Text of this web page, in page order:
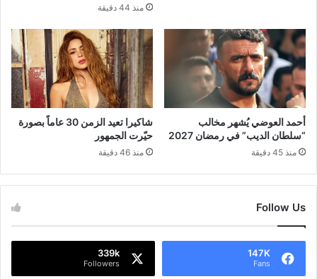
منذ 44 دقيقة
أحمد العوضي يُشهر مخالب
“سلطان الديب” في رمضان 2027
منذ 45 دقيقة
شاكيرا تعيد الزمن 30 عاماً بصورة
حيّرت الجمهور
منذ 46 دقيقة
Follow Us
147K
Fans
339k
Followers